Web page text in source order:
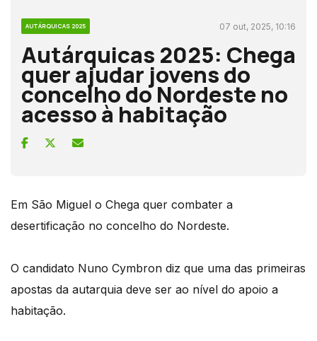
AUTÁRQUICAS 2025 07 out, 2025, 10:16
Autárquicas 2025: Chega
quer ajudar jovens do
concelho do Nordeste no
acesso à habitação
Em São Miguel o Chega quer combater a
desertificação no concelho do Nordeste.
O candidato Nuno Cymbron diz que uma das primeiras
apostas da autarquia deve ser ao nível do apoio a
habitação.